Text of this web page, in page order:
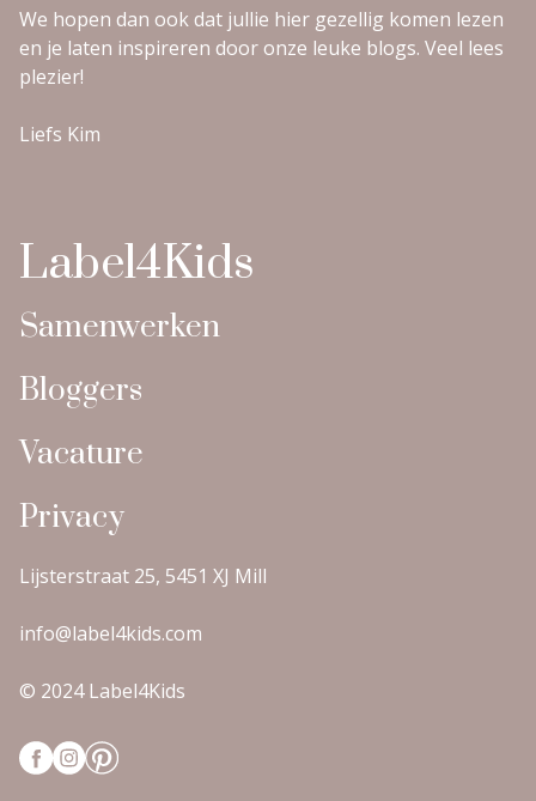
We hopen dan ook dat jullie hier gezellig komen lezen
en je laten inspireren door onze leuke blogs. Veel lees
plezier!
Liefs Kim
Label4Kids
Samenwerken
Bloggers
Vacature
Privacy
Lijsterstraat 25, 5451 XJ Mill
info@label4kids.com
© 2024 Label4Kids